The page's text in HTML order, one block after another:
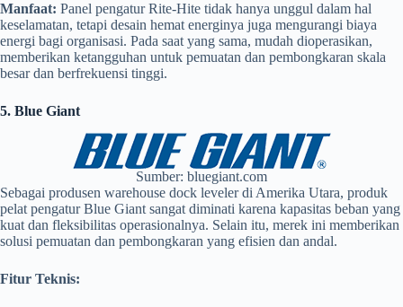
Manfaat: Panel pengatur Rite-Hite tidak hanya unggul dalam hal
keselamatan, tetapi desain hemat energinya juga mengurangi biaya
energi bagi organisasi. Pada saat yang sama, mudah dioperasikan,
memberikan ketangguhan untuk pemuatan dan pembongkaran skala
besar dan berfrekuensi tinggi.
5. Blue Giant
Sumber: bluegiant.com
Sebagai produsen warehouse dock leveler di Amerika Utara, produk
pelat pengatur Blue Giant sangat diminati karena kapasitas beban yang
kuat dan fleksibilitas operasionalnya. Selain itu, merek ini memberikan
solusi pemuatan dan pembongkaran yang efisien dan andal.
Fitur Teknis: